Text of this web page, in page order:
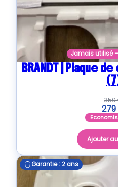
Jamais utilisé
BRANDT | Plaque
350
279
Ajouter
Garantie : 2 ans